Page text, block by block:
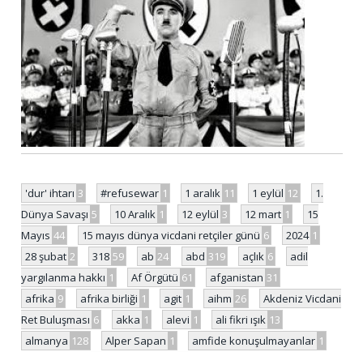
'dur' ihtarı 3 #refusewar 1 1 aralık 11 1 eylül 12
1.
Dünya Savaşı 5 10 Aralık 1 12 eylül 3 12 mart 1
15
Mayıs 44 15 mayıs dünya vicdani retçiler günü 6 2024 1
28 şubat 2 318 59 ab 24 abd 319 açlık 6
adil
yargılanma hakkı 1 Af Örgütü 61 afganistan 31
afrika 9 afrika birliği 1 agit 1 aihm 26
Akdeniz Vicdani
Ret Buluşması 6 akka 1 alevi 1 ali fikri ışık 13
almanya 128 Alper Sapan 1 amfide konuşulmayanlar 1